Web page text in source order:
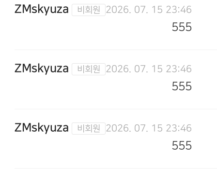
ZMskyuza 2026. 07. 15 23:46
555
ZMskyuza 2026. 07. 15 23:46
555
ZMskyuza 2026. 07. 15 23:46
555